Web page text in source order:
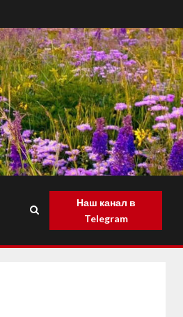
Наш канал в
Telegram